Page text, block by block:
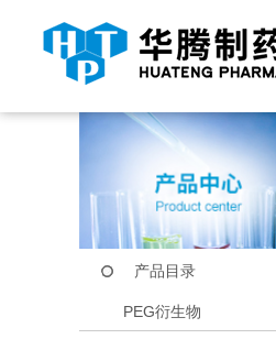
当前位置： 首页 产品中心
产品目录
PEG衍生物